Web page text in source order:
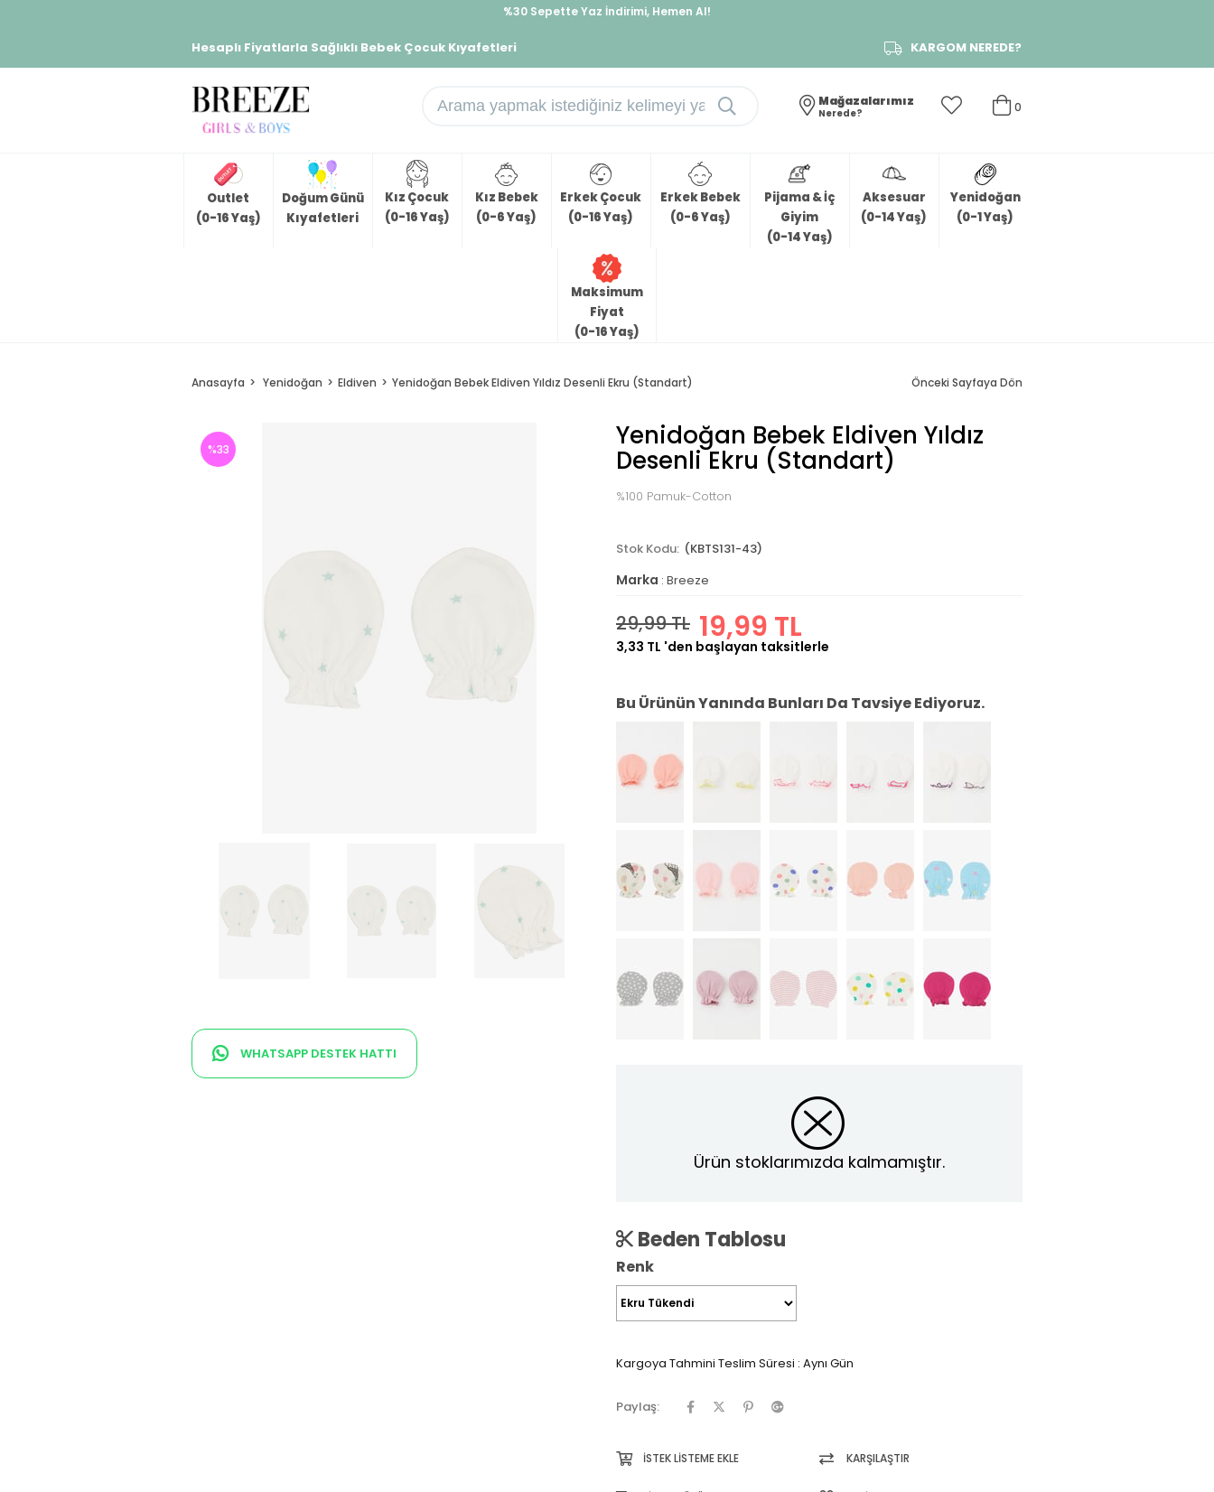
%30 Sepette Yaz İndirimi, Hemen Al!
Hesaplı Fiyatlarla Sağlıklı Bebek Çocuk Kıyafetleri KARGOM NEREDE?
0
Mağazalarımız
Nerede?
Outlet
(0-16 Yaş)
Doğum Günü
Kıyafetleri
Kız Çocuk
(0-16 Yaş)
Kız Bebek
(0-6 Yaş)
Erkek Çocuk
(0-16 Yaş)
Erkek Bebek
(0-6 Yaş)
Pijama & İç
Giyim
(0-14 Yaş)
Aksesuar
(0-14 Yaş)
Yenidoğan
(0-1 Yaş)
Maksimum
Fiyat
(0-16 Yaş)
Anasayfa Yenidoğan Eldiven Yenidoğan Bebek Eldiven Yıldız Desenli Ekru (Standart) Önceki Sayfaya Dön
%33
WHATSAPP DESTEK HATTI
Yenidoğan Bebek Eldiven Yıldız
Desenli Ekru (Standart)
%100 Pamuk-Cotton
(KBTS131-43)
Marka : Breeze
29,99 TL 19,99 TL
3,33 TL 'den başlayan taksitlerle
Bu Ürünün Yanında Bunları Da Tavsiye Ediyoruz.
Ürün stoklarımızda kalmamıştır.
Beden Tablosu
Renk
Kargoya Tahmini Teslim Süresi : Aynı Gün
Paylaş:
İSTEK LISTEME EKLE KARŞILAŞTIR